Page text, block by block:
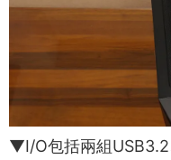
▼I/O包括兩組